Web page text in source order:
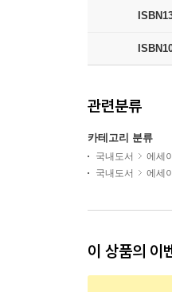
관련분류
카테고리 분류
국내도서 에세이
국내도서
에세이
이 상품의 이